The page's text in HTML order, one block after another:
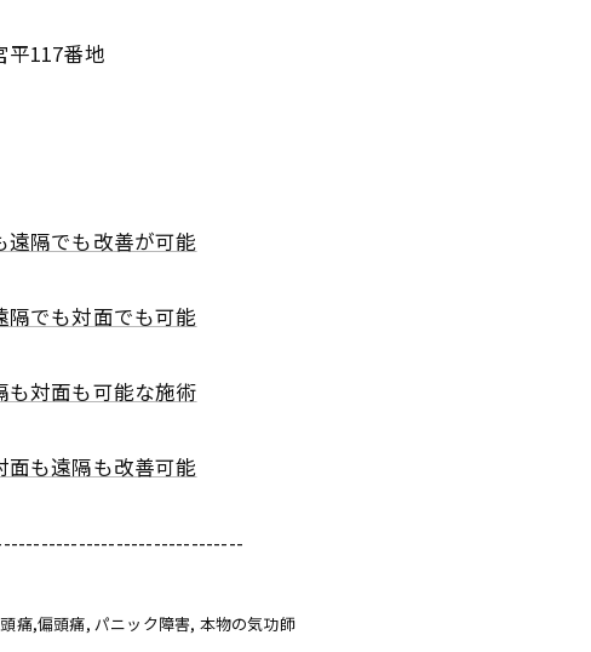
平117番地
遠隔でも改善が可能
隔でも対面でも可能
対面も可能な施術
面も遠隔も改善可能
頭痛,偏頭痛 パニック障害 本物の気功師